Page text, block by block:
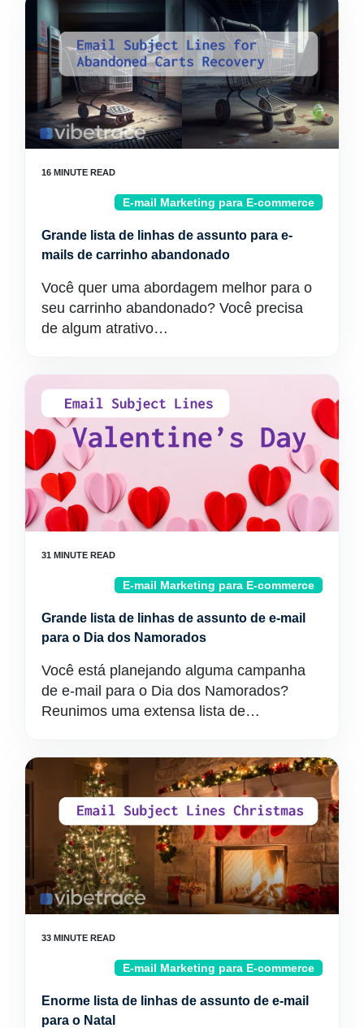
E-mail Marketing para E-commerce
Grande lista de linhas de assunto para e-
mails de carrinho abandonado
Você quer uma abordagem melhor para o
seu carrinho abandonado? Você precisa
de algum atrativo…
E-mail Marketing para E-commerce
Grande lista de linhas de assunto de e-mail
para o Dia dos Namorados
Você está planejando alguma campanha
de e-mail para o Dia dos Namorados?
Reunimos uma extensa lista de…
E-mail Marketing para E-commerce
Enorme lista de linhas de assunto de e-mail
para o Natal